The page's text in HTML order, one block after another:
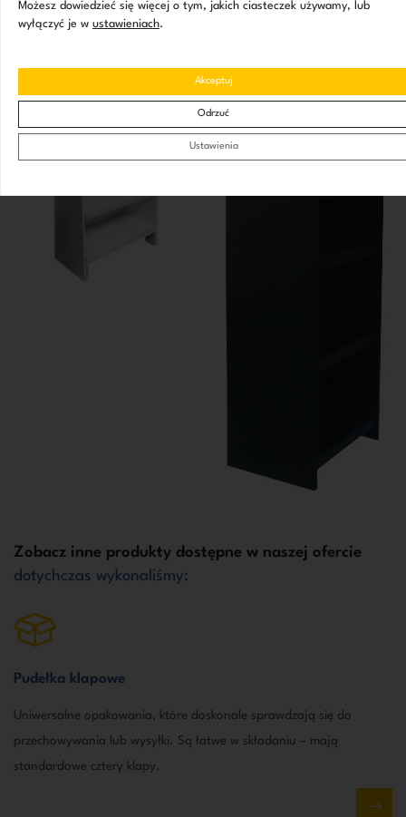
Zobacz inne produkty dostępne w naszej ofercie
dotychczas wykonaliśmy:
Pudełka klapowe
Uniwersalne opakowania, które doskonale sprawdzają się do
przechowywania lub wysyłki. Są łatwe w składaniu – mają
standardowe cztery klapy.
Możesz dowiedzieć się więcej o tym, jakich ciasteczek używamy, lub
wyłączyć je w ustawieniach.
Akceptuj
Odrzuć
Ustawienia